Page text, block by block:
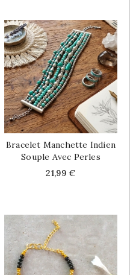
Bracelet Manchette Indien
Souple Avec Perles
Price
21,99 €